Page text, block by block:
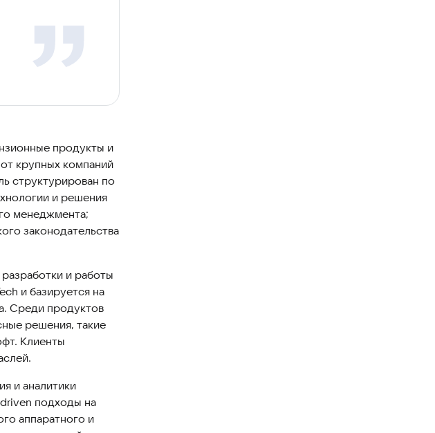
продукты и
крупных компаний
структурирован по
и решения
менеджмента;
законодательства
и работы
и базируется на
Среди продуктов
решения, такие
Клиенты
и аналитики
подходы на
аппаратного и